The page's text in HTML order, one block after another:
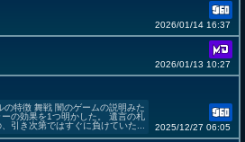
2026/01/14 16:37
2026/01/13 10:27
特徴 舞戦 闇のゲームの説明みた
の効果を1つ明かした。 遺言の札
引き次第ではすぐに負けていた...
2025/12/27 06:05